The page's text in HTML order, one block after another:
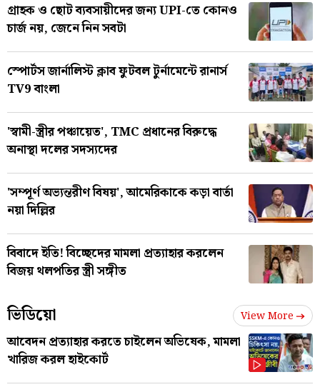
গ্রাহক ও ছোট ব্যবসায়ীদের জন্য UPI-তে কোনও
চার্জ নয়, জেনে নিন সবটা
স্পোর্টস জার্নালিস্ট ক্লাব ফুটবল টুর্নামেন্টে রানার্স
TV9 বাংলা
'স্বামী-স্ত্রীর পঞ্চায়েত', TMC প্রধানের বিরুদ্ধে
অনাস্থা দলের সদস্যদের
'সম্পূর্ণ অভ্যন্তরীণ বিষয়', আমেরিকাকে কড়া বার্তা
নয়া দিল্লির
বিবাদে ইতি! বিচ্ছেদের মামলা প্রত্যাহার করলেন
বিজয় থলপতির স্ত্রী সঙ্গীত
ভিডিয়ো View More
আবেদন প্রত্যাহার করতে চাইলেন অভিষেক, মামলা
খারিজ করল হাইকোর্ট